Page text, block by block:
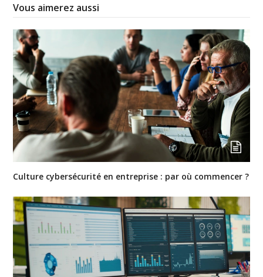
Vous aimerez aussi
Culture cybersécurité en entreprise : par où commencer ?